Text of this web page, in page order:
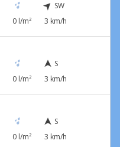
0 l/m²
SW
3 km/h
0 l/m²
S
3 km/h
0 l/m²
S
3 km/h